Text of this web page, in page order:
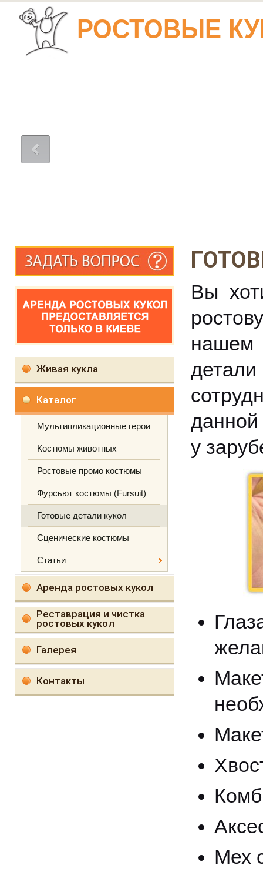
РОСТОВЫЕ
Живая кукла
Каталог
Мультипликационные герои
Костюмы животных
Ростовые промо костюмы
Фурсьют костюмы (Fursuit)
Готовые детали кукол
Сценические костюмы
Статьи
Аренда ростовых кукол
Реставрация и чистка
ростовых кукол
Галерея
Контакты
Вы
нашем
у
Мех